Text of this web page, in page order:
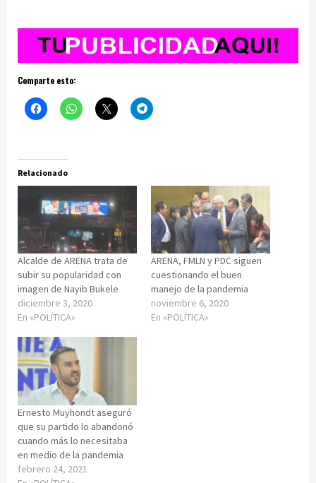
Comparte esto:
Relacionado
Alcalde de ARENA trata de
subir su popularidad con
imagen de Nayib Bukele
diciembre 3, 2020
En «POLÍTICA»
ARENA, FMLN y PDC siguen
cuestionando el buen
manejo de la pandemia
noviembre 6, 2020
En «POLÍTICA»
Ernesto Muyhondt aseguró
que su partido lo abandonó
cuando más lo necesitaba
en medio de la pandemia
febrero 24, 2021